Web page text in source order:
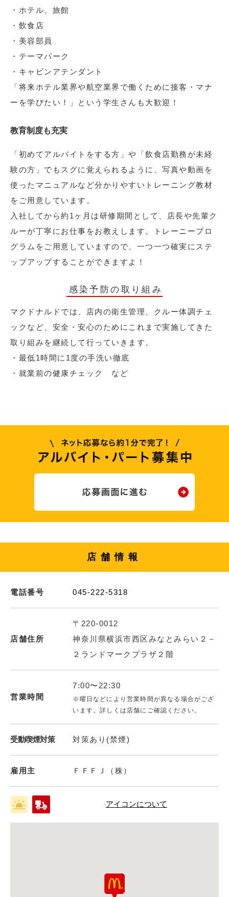
・ホテル、旅館
・飲食店
・美容部員
・テーマパーク
・キャビンアテンダント
「将来ホテル業界や航空業界で働くために接客・マナ
ーを学びたい！」という学生さんも大歓迎！
教育制度も充実
「初めてアルバイトをする方」や「飲食店勤務が未経
験の方」でもスグに覚えられるように、写真や動画を
使ったマニュアルなど分かりやすいトレーニング教材
をご用意しています。
入社してから約1ヶ月は研修期間として、店長や先輩ク
ルーが丁寧にお仕事をお教えします。トレーニープロ
グラムをご用意していますので、一つ一つ確実にステ
ップアップすることができますよ！
感染予防の取り組み
マクドナルドでは、店内の衛生管理、クルー体調チェ
ックなど、安全・安心のためにこれまで実施してきた
取り組みを継続して行っていきます。
・最低1時間に1度の手洗い徹底
・就業前の健康チェック など
店舗情報
電話番号 045-222-5318
店舗住所
〒220-0012
神奈川県横浜市西区みなとみらい２－
２ランドマークプラザ２階
営業時間
7:00〜22:30
※曜日などにより営業時間が異なる場合がござ
います。詳しくは店舗にご確認ください。
受動喫煙対策 対策あり(禁煙)
雇用主 ＦＦＦＪ（株）
アイコンについて